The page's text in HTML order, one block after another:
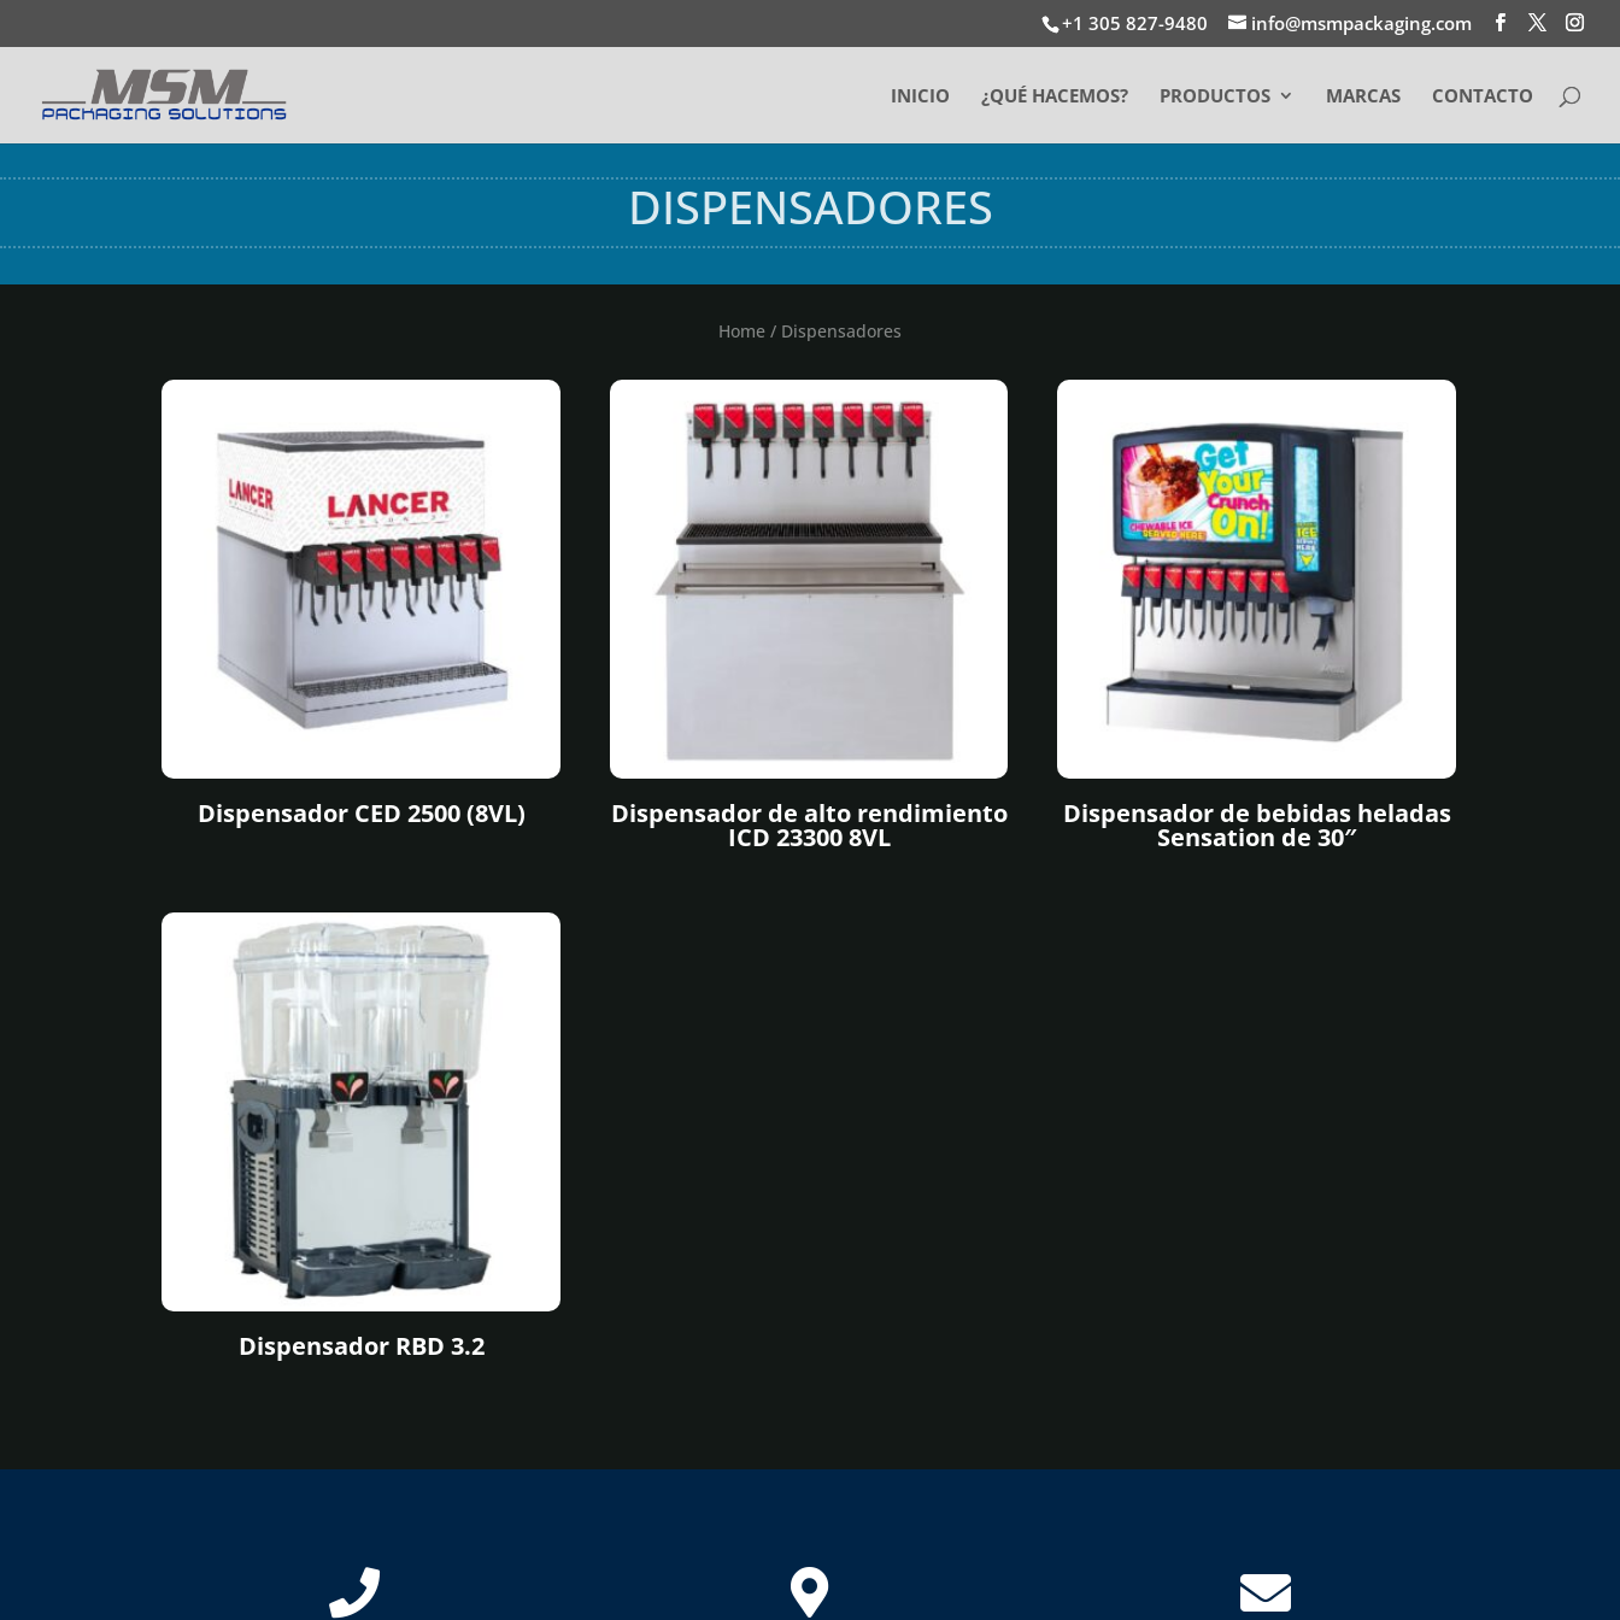
+1 305 827-9480 info@msmpackaging.com
INICIO ¿QUÉ HACEMOS? PRODUCTOS MARCAS CONTACTO
DISPENSADORES
Home / Dispensadores
Dispensador CED 2500 (8VL) Dispensador de alto rendimiento
ICD 23300 8VL
Dispensador de bebidas heladas
Sensation de 30″
Dispensador RBD 3.2